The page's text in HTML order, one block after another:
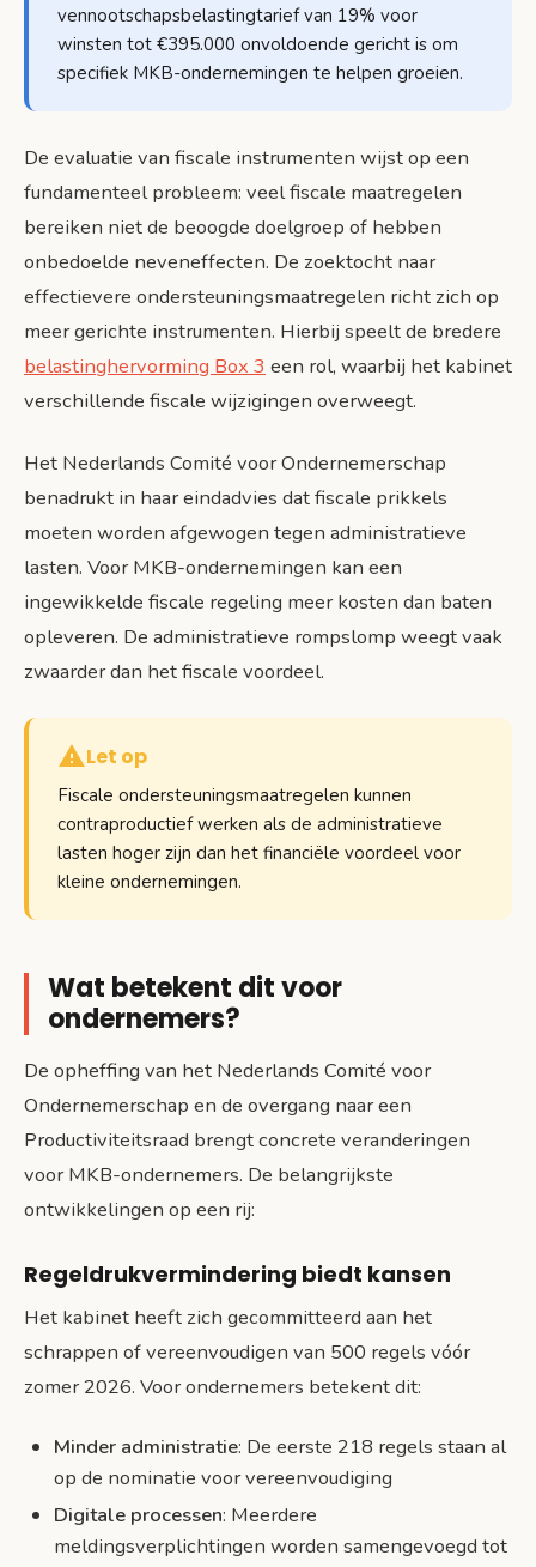
vennootschapsbelastingtarief van 19% voor
winsten tot €395.000 onvoldoende gericht is om
specifiek MKB-ondernemingen te helpen groeien.
De evaluatie van fiscale instrumenten wijst op een
fundamenteel probleem: veel fiscale maatregelen
bereiken niet de beoogde doelgroep of hebben
onbedoelde neveneffecten. De zoektocht naar
effectievere ondersteuningsmaatregelen richt zich op
meer gerichte instrumenten. Hierbij speelt de bredere
belastinghervorming Box 3 een rol, waarbij het kabinet
verschillende fiscale wijzigingen overweegt.
Het Nederlands Comité voor Ondernemerschap
benadrukt in haar eindadvies dat fiscale prikkels
moeten worden afgewogen tegen administratieve
lasten. Voor MKB-ondernemingen kan een
ingewikkelde fiscale regeling meer kosten dan baten
opleveren. De administratieve rompslomp weegt vaak
zwaarder dan het fiscale voordeel.
Let op
Fiscale ondersteuningsmaatregelen kunnen
contraproductief werken als de administratieve
lasten hoger zijn dan het financiële voordeel voor
kleine ondernemingen.
Wat betekent dit voor
ondernemers?
De opheffing van het Nederlands Comité voor
Ondernemerschap en de overgang naar een
Productiviteitsraad brengt concrete veranderingen
voor MKB-ondernemers. De belangrijkste
ontwikkelingen op een rij:
Regeldrukvermindering biedt kansen
Het kabinet heeft zich gecommitteerd aan het
schrappen of vereenvoudigen van 500 regels vóór
zomer 2026. Voor ondernemers betekent dit:
Minder administratie: De eerste 218 regels staan al
op de nominatie voor vereenvoudiging
Digitale processen: Meerdere
meldingsverplichtingen worden samengevoegd tot